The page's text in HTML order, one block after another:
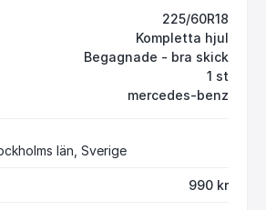
225/60R18
Kompletta hjul
Begagnade - bra skick
1 st
mercedes-benz
län, Sverige
990 kr